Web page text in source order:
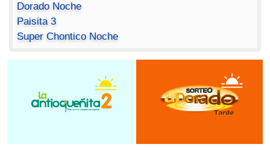
Dorado Noche
Paisita 3
Super Chontico Noche